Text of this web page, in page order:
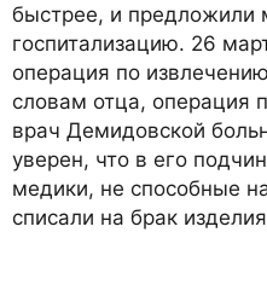
быстрее, и предложили
госпитализацию. 26
операция по
словам отца, операция
врач Демидовской
уверен, что в его
медики, не способные
списали на брак